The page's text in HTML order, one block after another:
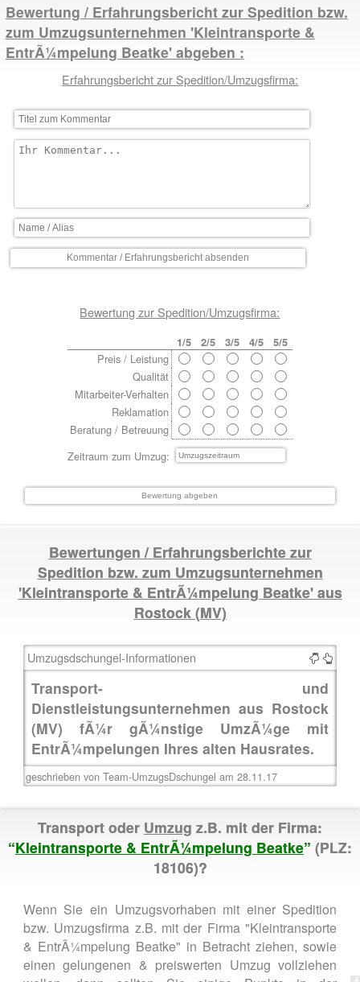
Bewertung / Erfahrungsbericht zur Spedition bzw.
zum Umzugsunternehmen 'Kleintransporte &
EntrÃ¼mpelung Beatke' abgeben
Erfahrungsbericht zur Spedition/Umzugsfirma:
Bewertung zur Spedition/Umzugsfirma:
1/5 2/5 3/5 4/5 5/5
Zeitraum zum Umzug:
Preis / Leistung
Qualität
Mitarbeiter-Verhalten
Reklamation
Beratung / Betreuung
Bewertungen / Erfahrungsberichte zur
Spedition bzw. zum Umzugsunternehmen
'Kleintransporte & EntrÃ¼mpelung Beatke' aus
Rostock(MV)
Umzugsdschungel-Informationen
Transport- und
Dienstleistungsunternehmen aus Rostock
(MV) fÃ¼r gÃ¼nstige UmzÃ¼ge mit
EntrÃ¼mpelungen Ihres alten Hausrates.
geschrieben von Team-UmzugsDschungel am 28.11.17
Transport oder Umzug z.B. mit der Firma:
“Kleintransporte & EntrÃ¼mpelung Beatke” (PLZ:
18106)?
Wenn Sie ein Umzugsvorhaben mit einer Spedition
bzw. Umzugsfirma z.B. mit der Firma "Kleintransporte
& EntrÃ¼mpelung Beatke" in Betracht ziehen, sowie
einen gelungenen & preiswerten Umzug vollziehen